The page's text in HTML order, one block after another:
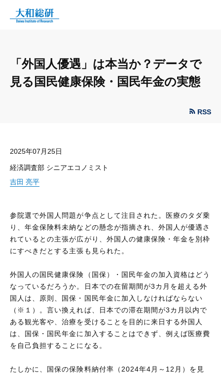
「外国人優遇」は本当か？データで
見る国民健康保険・国民年金の実態
RSS
2025年07月25日
経済調査部 シニアエコノミスト
吉田 亮平
参院選で外国人問題が争点として注目された。医療のタダ乗
り、年金保険料未納などの懸念が指摘され、外国人が優遇さ
れているとの主張が広がり、外国人の健康保険・年金を別枠
にすべきだとする主張も見られた。
外国人の国民健康保険（国保）・国民年金の加入資格はどう
なっているだろうか。日本での在留期間が3カ月を超える外
国人は、原則、国保・国民年金に加入しなければならない
（※１）。言い換えれば、日本での滞在期間が3カ月以内で
ある観光客や、治療を受けることを目的に来日する外国人
は、国保・国民年金に加入することはできず、例えば医療費
を自己負担することになる。
たしかに、国保の保険料納付率（2024年4月～12月）を見